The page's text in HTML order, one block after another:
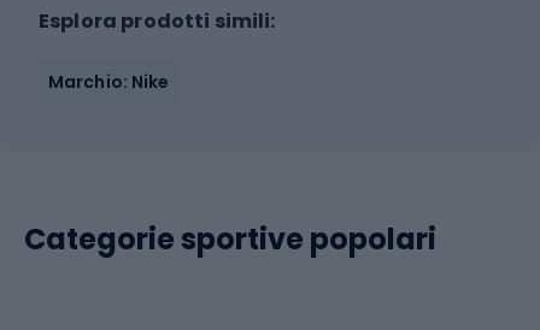
Esplora prodotti simili:
Marchio: Nike
Categorie sportive popolari